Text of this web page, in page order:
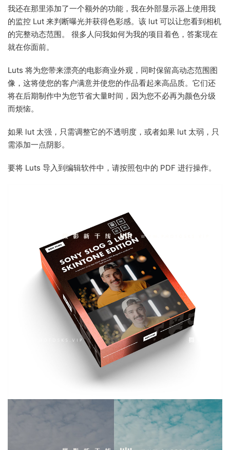
我还在那里添加了一个额外的功能，我在外部显示器上使用我
的监控 Lut 来判断曝光并获得色彩感。该 lut 可以让您看到相机
的完整动态范围。 很多人问我如何为我的项目着色，答案现在
就在你面前。
Luts 将为您带来漂亮的电影商业外观，同时保留高动态范围图
像，这将使您的客户满意并使您的作品看起来高品质。它们还
将在后期制作中为您节省大量时间，因为您不必再​​为颜色分级
而烦恼。
如果 lut 太强，只需调整它的不透明度，或者如果 lut 太弱，只
需添加一点阴影。
要将 Luts 导入到编辑软件中，请按照包中的 PDF 进行操作。